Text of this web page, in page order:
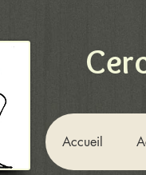
Accueil